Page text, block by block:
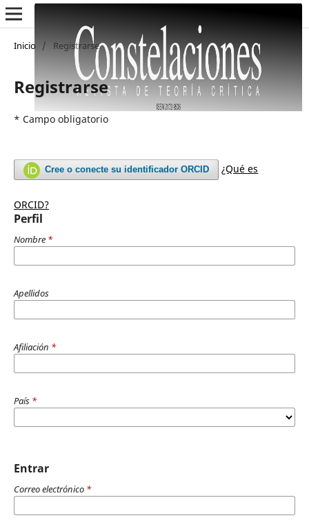
Inicio / Registrarse
Registrarse
* Campo obligatorio
Cree o conecte su identificador ORCID ¿Qué es
ORCID?
Perfil
Nombre *
Apellidos
Afiliación *
País *
Entrar
Correo electrónico *